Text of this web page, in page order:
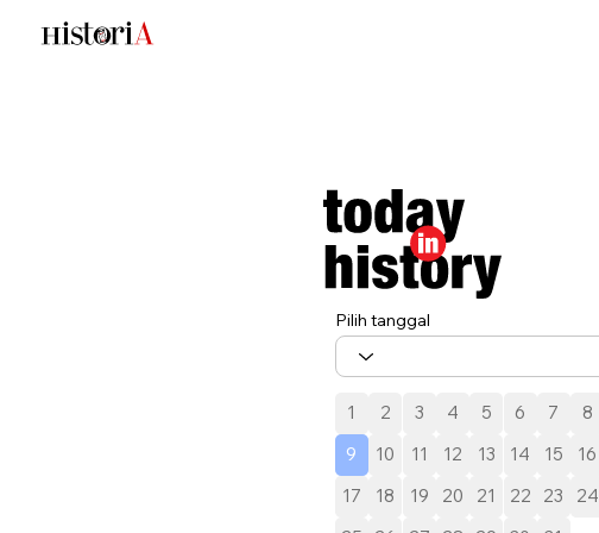
Pilih tanggal
1 2 3 4 5 6 7
8
9
10 11 12 13 14 15
16
17
18 19 20 21 22 23
24